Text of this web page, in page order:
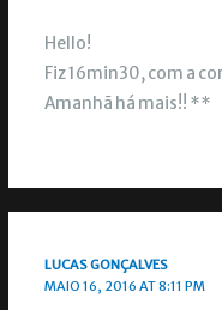
Hello!
Fiz 16min30, com a
Amanhã há mais!! **
LUCAS GONÇALVES
MAIO 16, 2016 AT 8:11 PM